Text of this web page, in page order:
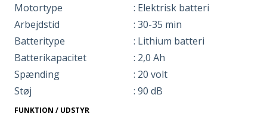
Motortype
: Elektrisk batteri
Arbejdstid
: 30-35 min
Batteritype
: Lithium batteri
Batterikapacitet
: 2,0 Ah
Spænding
: 20 volt
Støj
: 90 dB
FUNKTION / UDSTYR